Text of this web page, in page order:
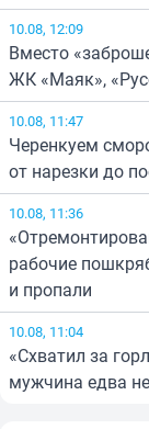
10.08, 12:09
Вместо
ЖК «Маяк»,
10.08, 11:47
Черенкуем
от нарезки до
10.08, 11:36
рабочие
и пропали
10.08, 11:04
«Схватил за
мужчина едва